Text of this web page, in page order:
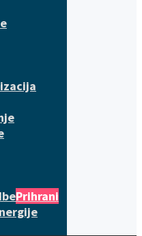
Prihrani